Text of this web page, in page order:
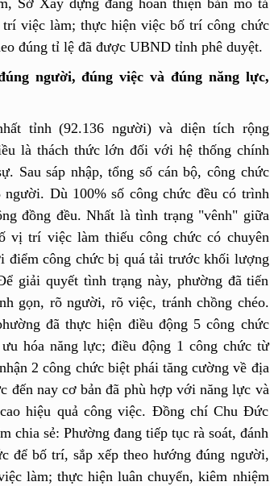
Sở Xây dựng đang hoàn thiện bản mô tả
việc làm; thực hiện việc bố trí công chức
đúng tỉ lệ đã được UBND tỉnh phê duyệt.
người, đúng việc và đúng năng lực,
tỉnh (92.136 người) và diện tích rộng
là thách thức lớn đối với hệ thống chính
Sau sáp nhập, tổng số cán bộ, công chức
Dù 100% số công chức đều có trình
đồng đều. Nhất là tình trạng "vênh" giữa
vị trí việc làm thiếu công chức có chuyên
điểm công chức bị quá tải trước khối lượng
giải quyết tình trạng này, phường đã tiến
gọn, rõ người, rõ việc, tránh chồng chéo.
đã thực hiện điều động 5 công chức
hóa năng lực; điều động 1 công chức từ
2 công chức biệt phái tăng cường về địa
đến nay cơ bản đã phù hợp với năng lực và
hiệu quả công việc. Đồng chí Chu Đức
chia sẻ: Phường đang tiếp tục rà soát, đánh
để bố trí, sắp xếp theo hướng đúng người,
làm; thực hiện luân chuyển, kiêm nhiệm